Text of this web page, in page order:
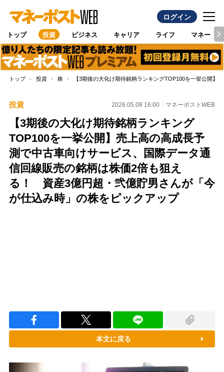
ログイン
トップ 投資 ビジネス キャリア ライフ マネー
トップ 投資 株 【3期後の大化け期待銘柄ランキングTOP100を一挙公開
投資 2026.05.08 16:00 マネーポストWEB
【3期後の大化け期待銘柄ランキング
TOP100を一挙公開】売上高の高成長予
測で中古車向けサービス、国際データ通
信回線販売の銘柄は株価2倍も狙え
る！ 資産3億円超・弐億貯男さんが「今
が仕込み時」の株をピックアップ
本文に戻る